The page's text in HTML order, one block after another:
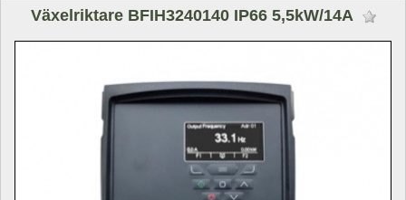
Växelriktare BFIH3240140 IP66 5,5kW/14A